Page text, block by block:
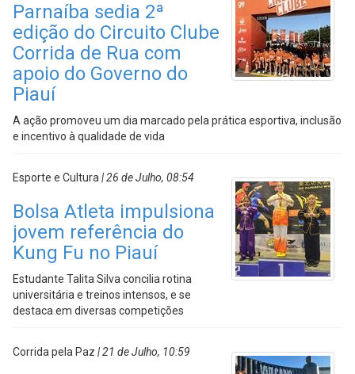
Parnaíba sedia 2ª
edição do Circuito Clube
Corrida de Rua com
apoio do Governo do
Piauí
A ação promoveu um dia marcado pela prática esportiva, inclusão
e incentivo à qualidade de vida
Esporte e Cultura | 26 de Julho, 08:54
Bolsa Atleta impulsiona
jovem referência do
Kung Fu no Piauí
Estudante Talita Silva concilia rotina
universitária e treinos intensos, e se
destaca em diversas competições
Corrida pela Paz | 21 de Julho, 10:59